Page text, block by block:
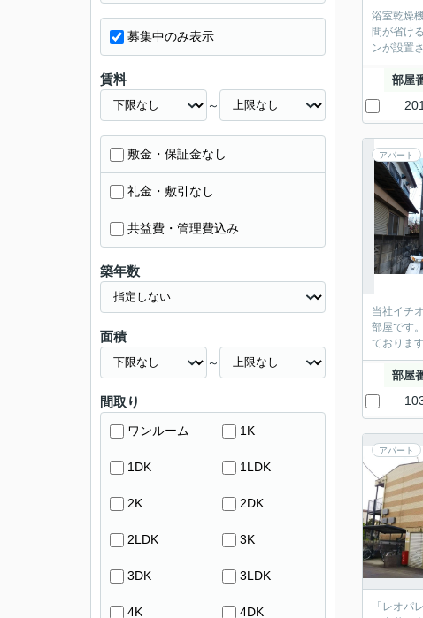
浴室乾燥
間が省け
ンが設置
部屋
201
アパート
当社イチ
部屋です
ておりま
部屋
アパート
「レオパ
募集中のみ表示
賃料
～
敷金・保証金なし
礼金・敷引なし
共益費・管理費込み
築年数
面積
～
間取り
ワンルーム 1K
1DK 1LDK
2K 2DK
2LDK 3K
3DK 3LDK
4K 4DK